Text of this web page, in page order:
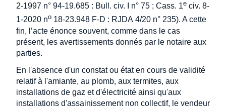
2-1997 n° 94-19.685 : Bull. civ. I n° 75 ; Cass. 1e civ. 8-
1-2020 no 18-23.948 F-D : RJDA 4/20 n° 235). A cette
fin, l’acte énonce souvent, comme dans le cas
présent, les avertissements donnés par le notaire aux
parties.
En l'absence d'un constat ou état en cours de validité
relatif à l'amiante, au plomb, aux termites, aux
installations de gaz et d'électricité ainsi qu'aux
installations d'assainissement non collectif, le vendeur